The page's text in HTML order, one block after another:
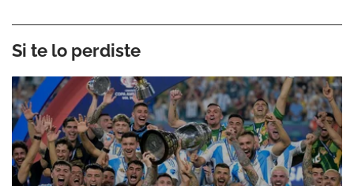
Si te lo perdiste